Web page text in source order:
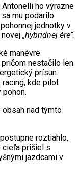
ho výrazne
mu podarilo
jednotky v
„hybridnej ére“.
manévre
nestačilo len
prísun.
kde pilot
nad týmto
roztiahlo,
cieľa prišiel s
jazdcami v